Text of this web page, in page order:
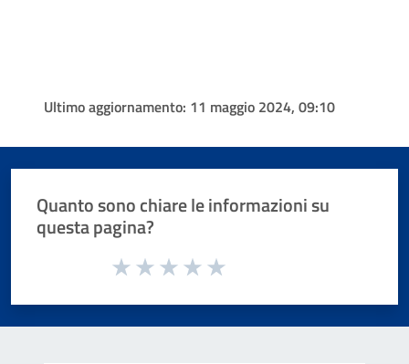
Ultimo aggiornamento: 11 maggio 2024, 09:10
Quanto sono chiare le informazioni su
questa pagina?
Valuta da 1 a 5 stelle la pagina